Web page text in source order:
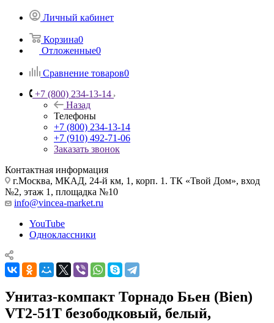
Личный кабинет
Корзина0
Отложенные0
Сравнение товаров0
+7 (800) 234-13-14
Назад
Телефоны
+7 (800) 234-13-14
+7 (910) 492-71-06
Заказать звонок
Контактная информация
г.Москва, МКАД, 24-й км, 1, корп. 1. ТК «Твой Дом», вход
№2, этаж 1, площадка №10
info@vincea-market.ru
YouTube
Одноклассники
Унитаз-компакт Торнадо Бьен (Bien)
VT2-51T безободковый, белый,